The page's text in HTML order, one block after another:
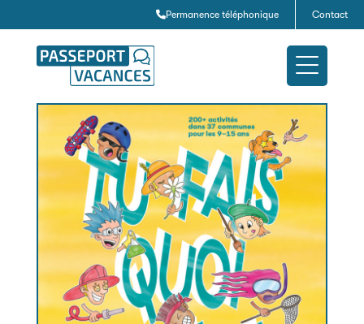
Permanence téléphonique Contact